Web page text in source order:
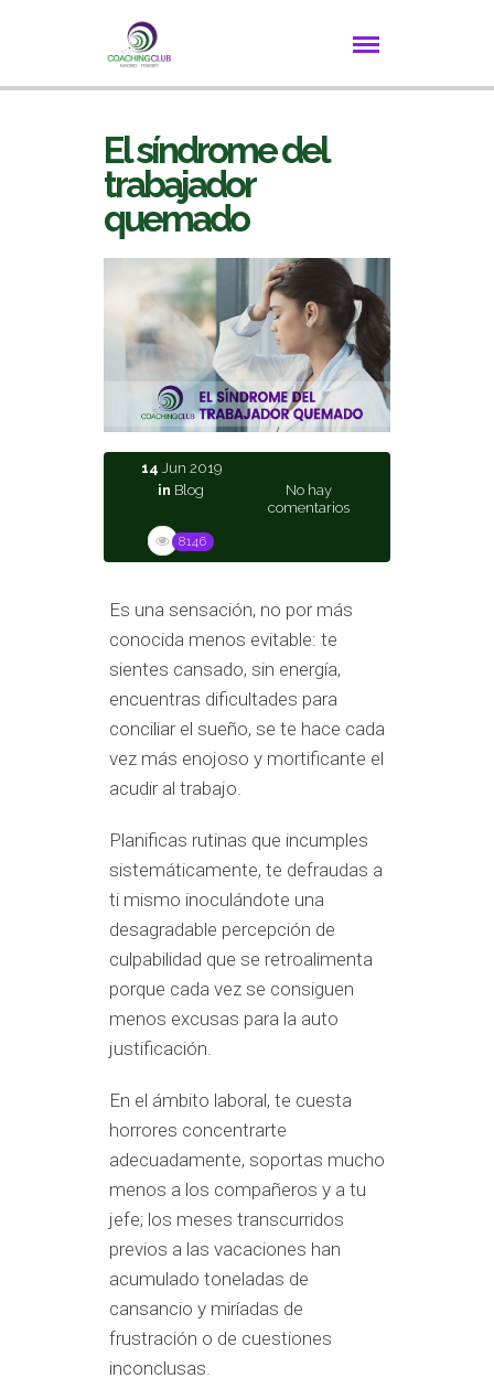
El síndrome del
trabajador
quemado
14 Jun 2019
in Blog
No hay
comentarios
8146
Es una sensación, no por más
conocida menos evitable: te
sientes cansado, sin energía,
encuentras dificultades para
conciliar el sueño, se te hace cada
vez más enojoso y mortificante el
acudir al trabajo.
Planificas rutinas que incumples
sistemáticamente, te defraudas a
ti mismo inoculándote una
desagradable percepción de
culpabilidad que se retroalimenta
porque cada vez se consiguen
menos excusas para la auto
justificación.
En el ámbito laboral, te cuesta
horrores concentrarte
adecuadamente, soportas mucho
menos a los compañeros y a tu
jefe; los meses transcurridos
previos a las vacaciones han
acumulado toneladas de
cansancio y miríadas de
frustración o de cuestiones
inconclusas.